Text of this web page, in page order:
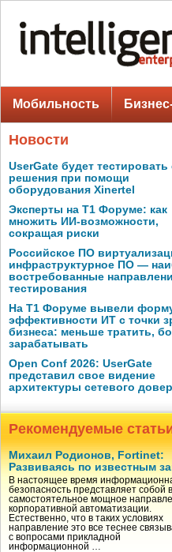
Мобильность
Новости
UserGate будет тестировать
решения при помощи
оборудования Xinertel
Эксперты на Т1 Форуме: как
множить ИИ-возможности,
сокращая риски
Российское ПО
инфраструктурное ПО —
востребованные
тестирования
На Т1 Форуме вывели
эффективности ИТ с точки
бизнеса: меньше тратить,
зарабатывать
Open Conf 2026: UserGate
представил свое видение
архитектуры сетевого
Рекомендуемые
Михаил Родионов, Fortinet:
Развиваясь по известным
В настоящее время
безопасность представляет собой
самостоятельное мощное
корпоративной автоматизации.
Естественно, что в таких условиях
направление это все теснее
с вопросами прикладной
информационной …